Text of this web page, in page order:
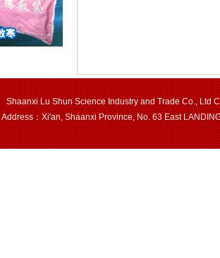
Shaanxi Lu Shun Science Industry and Trade Co., Ltd
Address：Xi'an, Shaanxi Province, No. 63 East